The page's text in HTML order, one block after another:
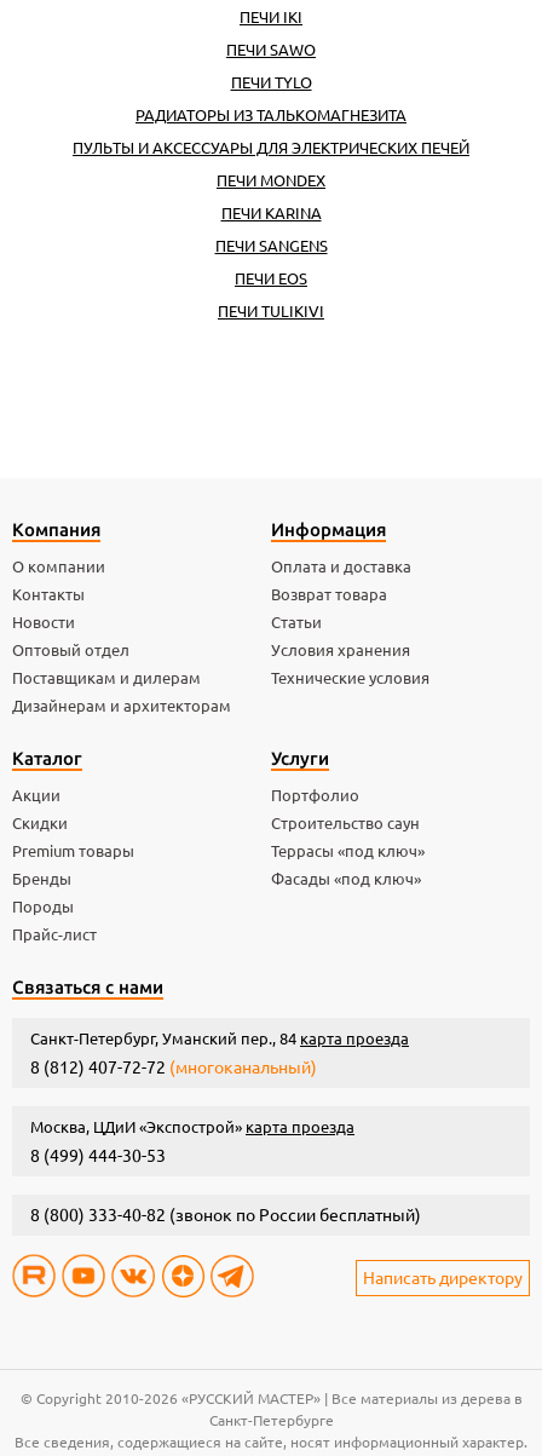
ПЕЧИ IKI
ПЕЧИ SAWO
ПЕЧИ TYLO
РАДИАТОРЫ ИЗ ТАЛЬКОМАГНЕЗИТА
ПУЛЬТЫ И АКСЕССУАРЫ ДЛЯ ЭЛЕКТРИЧЕСКИХ ПЕЧЕЙ
ПЕЧИ MONDEX
ПЕЧИ KARINA
ПЕЧИ SANGENS
ПЕЧИ EOS
ПЕЧИ TULIKIVI
Компания
О компании
Контакты
Новости
Оптовый отдел
Поставщикам и дилерам
Дизайнерам и архитекторам
Информация
Оплата и доставка
Возврат товара
Статьи
Условия хранения
Технические условия
Каталог
Акции
Скидки
Premium товары
Бренды
Породы
Прайс-лист
Услуги
Портфолио
Строительство саун
Террасы «под ключ»
Фасады «под ключ»
Связаться с нами
Санкт-Петербург, Уманский пер., 84 карта проезда
8 (812) 407-72-72 (многоканальный)
Москва, ЦДиИ «Экспострой» карта проезда
8 (499) 444-30-53
8 (800) 333-40-82 (звонок по России бесплатный)
Написать директору
© Copyright 2010-2026 «РУССКИЙ МАСТЕР» | Все материалы из дерева в
Санкт-Петербурге
Все сведения, содержащиеся на сайте, носят информационный характер.